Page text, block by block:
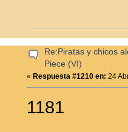
Re:Piratas y chicos
Piece (VI)
«Respuesta #1210 en: 24
1181